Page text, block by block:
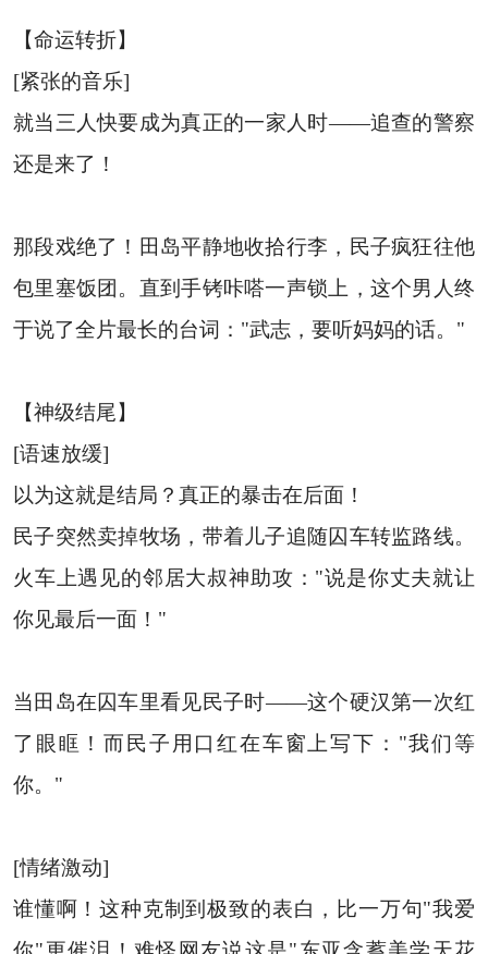
【命运转折】
[紧张的音乐]
就当三人快要成为真正的一家人时——追查的警察
还是来了！
那段戏绝了！田岛平静地收拾行李，民子疯狂往他
包里塞饭团。直到手铐咔嗒一声锁上，这个男人终
于说了全片最长的台词："武志，要听妈妈的话。"
【神级结尾】
[语速放缓]
以为这就是结局？真正的暴击在后面！
民子突然卖掉牧场，带着儿子追随囚车转监路线。
火车上遇见的邻居大叔神助攻："说是你丈夫就让
你见最后一面！"
当田岛在囚车里看见民子时——这个硬汉第一次红
了眼眶！而民子用口红在车窗上写下："我们等
你。"
[情绪激动]
谁懂啊！这种克制到极致的表白，比一万句"我爱